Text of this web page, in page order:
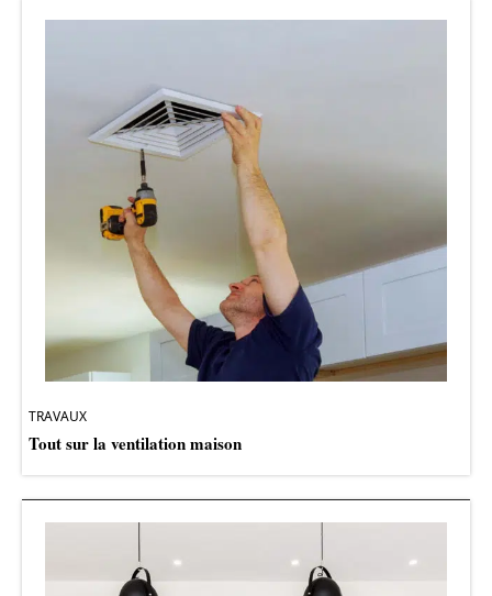
TRAVAUX
Tout sur la ventilation maison